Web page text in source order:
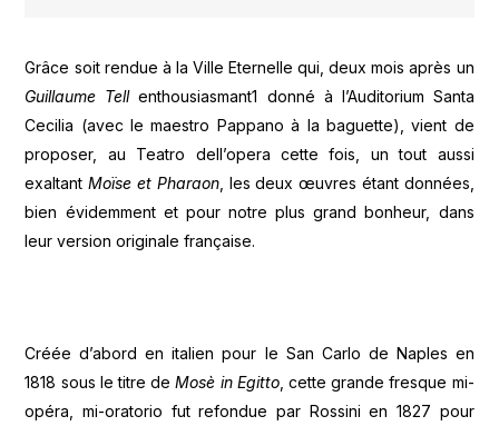
Grâce soit rendue à la Ville Eternelle qui, deux mois après un
Guillaume Tellenthousiasmant1 donné à l’Auditorium Santa
Cecilia (avec le maestro Pappano à la baguette), vient de
proposer, au Teatro dell’opera cette fois, un tout aussi
exaltant Moïse et Pharaon, les deux œuvres étant données,
bien évidemment et pour notre plus grand bonheur, dans
leur version originale française.
Créée d’abord en italien pour le San Carlo de Naples en
1818 sous le titre deMosè in Egitto, cette grande fresque mi-
opéra, mi-oratorio fut refondue par Rossini en 1827 pour